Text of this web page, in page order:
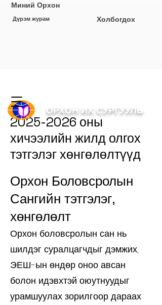
Дүрэм журам
Миний Орхон
Холбогдох
ОРХОН ИХ СУРГУУЛЬ
2025-2026 оны
хичээлийн жилд олгох
тэтгэлэг хөнгөлөлтүүд
Орхон Боловсролын
Сангийн тэтгэлэг,
хөнгөлөлт
Орхон боловсролын сан нь
шилдэг суралцагчдыг дэмжих,
ЭЕШ-ын өндөр оноо авсан
болон идэвхтэй оюутнуудыг
урамшуулах зорилгоор дараах